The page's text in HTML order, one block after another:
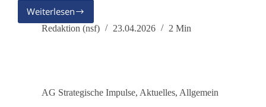
Weiterlesen
Frieden
mit
Redaktion (nsf) 23.04.2026 2 Min
AG Strategische Impulse, Aktuelles, Allgemein